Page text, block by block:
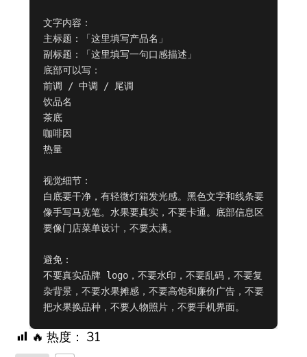
文字内容：
主标题：「这里填写产品名」
副标题：「这里填写一句口感描述」
底部可以写：
前调 / 中调 / 尾调
饮品名
茶底
咖啡因
热量
视觉细节：
白底要干净，有轻微灯箱发光感。黑色文字和线条要
像手写马克笔。水果要真实，不要卡通。底部信息区
要像门店菜单设计，不要太满。
避免：
不要真实品牌 logo，不要水印，不要乱码，不要复
杂背景，不要水果摊感，不要高饱和廉价广告，不要
把水果换品种，不要人物照片，不要手机界面。
🔥 热度： 31